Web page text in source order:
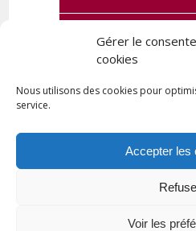
Gérer le
cookies
Nous utilisons des cookies pour
service.
Accepter les
Voir les
CA SE PASSE À
DE QUINGEY
Tous droits réservés © 2023